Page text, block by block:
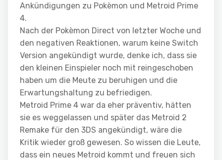
Ankündigungen zu Pokèmon und Metroid Prime
4.
Nach der Pokèmon Direct von letzter Woche und
den negativen Reaktionen, warum keine Switch
Version angekündigt wurde, denke ich, dass sie
den kleinen Einspieler noch mit reingeschoben
haben um die Meute zu beruhigen und die
Erwartungshaltung zu befriedigen.
Metroid Prime 4 war da eher präventiv, hätten
sie es weggelassen und später das Metroid 2
Remake für den 3DS angekündigt, wäre die
Kritik wieder groß gewesen. So wissen die Leute,
dass ein neues Metroid kommt und freuen sich